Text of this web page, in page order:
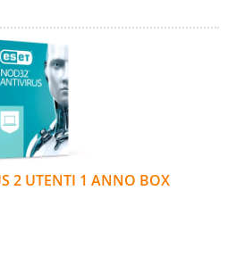
2 UTENTI 1 ANNO BOX